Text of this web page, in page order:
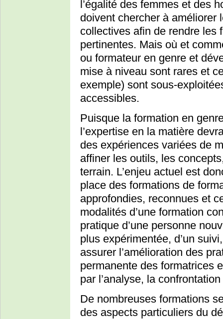
l’égalité des femmes et des
doivent chercher à améliorer
collectives afin de rendre les
pertinentes. Mais où et
ou formateur en genre et
mise à niveau sont rares et
exemple) sont sous-
accessibles.
Puisque la formation en
l’expertise en la matière
des expériences variées de
affiner les outils, les
terrain. L’enjeu actuel est
place des formations de
approfondies, reconnues et
modalités d’une formation
pratique d’une personne
plus expérimentée, d’un
assurer l’amélioration des
permanente des formatrices
par l’analyse, la
De nombreuses formations
des aspects particuliers du